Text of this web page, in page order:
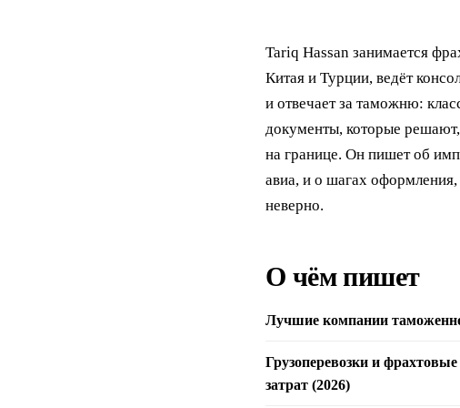
Tariq Hassan занимается
Китая и Турции, ведёт
и отвечает за таможню:
документы, которые решают,
на границе. Он пишет об
авиа, и о шагах
неверно.
О чём пишет
Лучшие компании
Грузоперевозки и
затрат (2026)